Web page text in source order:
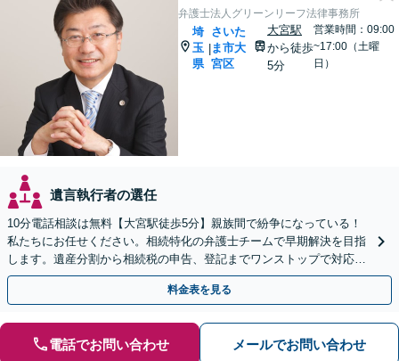
弁護士法人グリーンリーフ法律事務所
埼
玉
県
|
さいた
ま市大
宮区
大宮駅
から徒歩
5分
営業時間：09:00
~17:00（土曜
日）
遺言執行者の選任
10分電話相談は無料【大宮駅徒歩5分】親族間で紛争になっている！
私たちにお任せください。相続特化の弁護士チームで早期解決を目指
します。遺産分割から相続税の申告、登記までワンストップで対応可
能【休日・夜間対応可】
料金表を見る
電話でお問い合わせ メールでお問い合わせ